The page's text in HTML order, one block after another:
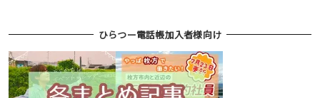
ひらつー電話帳加入者様向け